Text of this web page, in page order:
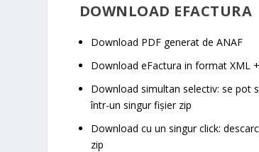
DOWNLOAD EFACTURA
Download PDF generat de ANAF
Download eFactura in format XML
Download simultan selectiv: se pot
într-un singur fișier zip
Download cu un singur click:
zip